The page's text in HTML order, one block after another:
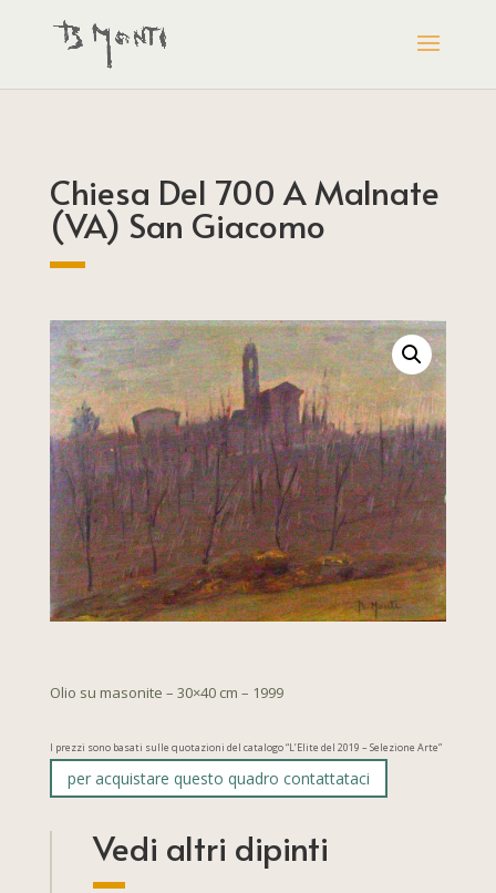
Chiesa Del 700 A Malnate
(VA) San Giacomo
Olio su masonite – 30×40 cm – 1999
I prezzi sono basati sulle quotazioni del catalogo “L’Elite del 2019 – Selezione Arte”
per acquistare questo quadro contattataci
Vedi altri dipinti